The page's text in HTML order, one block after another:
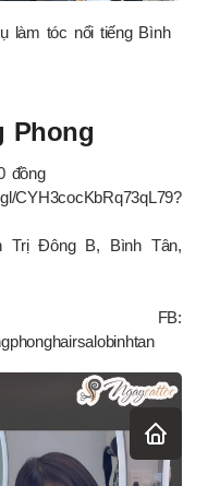
làm tóc nổi tiếng Bình
Phong
đồng
CYH3cocKbRq73qL79?
Trị Đông B, Bình Tân,
FB: